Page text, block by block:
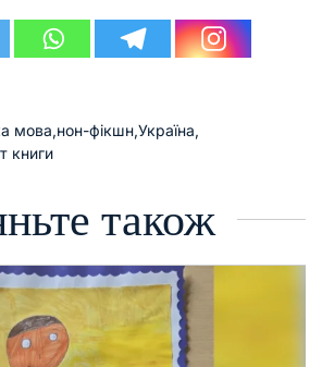
мова,нон-фікшн,Україна,
книги
також